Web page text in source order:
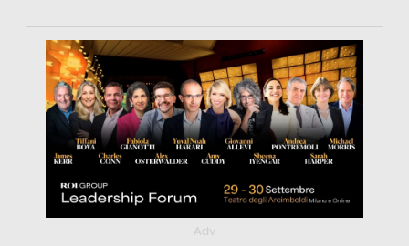
https://tinyurl.com/363fvfm9
Adv